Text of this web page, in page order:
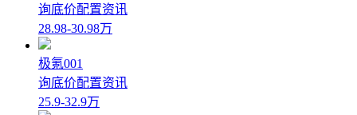
询底价配置资讯
28.98-30.98万
极氪001
询底价配置资讯
25.9-32.9万